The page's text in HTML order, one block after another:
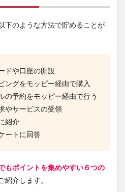
下のような方法で貯めることが
ドや口座の開設
ングをモッピー経由で購入
の予約をモッピー経由で行う
やサービスの受領
紹介
ートに回答
もポイントを集めやすい６つの
紹介します。